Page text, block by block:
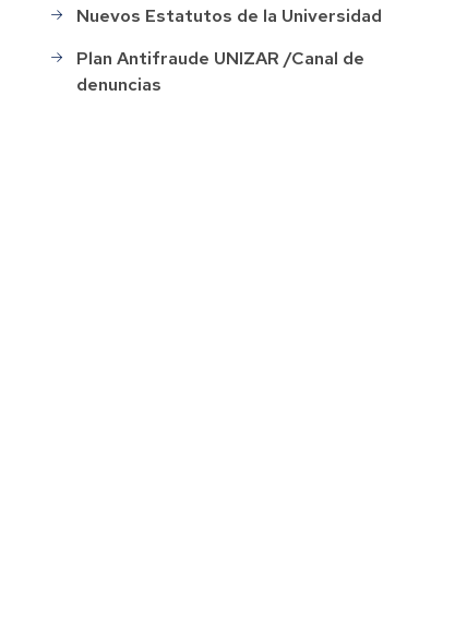
Nuevos Estatutos de la Universidad
Plan Antifraude UNIZAR /Canal de
denuncias